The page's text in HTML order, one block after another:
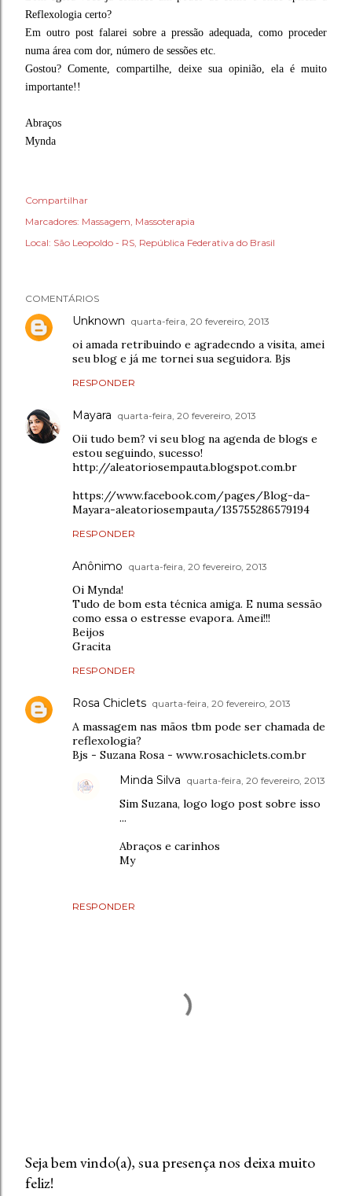
Reflexologia certo?
Em outro post falarei sobre a pressão adequada, como proceder
numa área com dor, número de sessões etc.
Gostou? Comente, compartilhe, deixe sua opinião, ela é muito
importante!!
Abraços
Mynda
Compartilhar
Marcadores: Massagem Massoterapia
Local: São Leopoldo - RS, República Federativa do Brasil
COMENTÁRIOS
Unknown quarta-feira, 20 fevereiro, 2013
oi amada retribuindo e agradecndo a visita, amei
seu blog e já me tornei sua seguidora. Bjs
RESPONDER
Mayara quarta-feira, 20 fevereiro, 2013
Oii tudo bem? vi seu blog na agenda de blogs e
estou seguindo, sucesso!
http://aleatoriosempauta.blogspot.com.br
https://www.facebook.com/pages/Blog-da-
Mayara-aleatoriosempauta/135755286579194
RESPONDER
Anônimo quarta-feira, 20 fevereiro, 2013
Oi Mynda!
Tudo de bom esta técnica amiga. E numa sessão
como essa o estresse evapora. Amei!!!
Beijos
Gracita
RESPONDER
Rosa Chiclets quarta-feira, 20 fevereiro, 2013
A massagem nas mãos tbm pode ser chamada de
reflexologia?
Bjs - Suzana Rosa - www.rosachiclets.com.br
RESPONDER
Minda Silva quarta-feira, 20 fevereiro, 2013
Sim Suzana, logo logo post sobre isso
...
Abraços e carinhos
My
P
Seja bem vindo(a), sua presença nos deixa muito
feliz!